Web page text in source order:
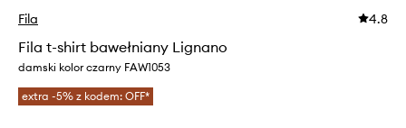
Fila 4.8
Fila t-shirt bawełniany Lignano
damski kolor czarny FAW1053
extra -5% z kodem: OFF*